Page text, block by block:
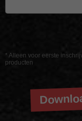
* Alleen voor eerste
producten